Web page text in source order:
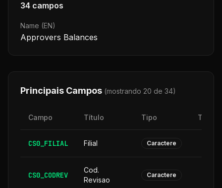
34 campos
Name (EN)
Approvers Balances
Principais Campos (mostrando 20 de 34)
Campo Título Tipo
CS0_FILIAL Filial Caractere
CS0_CODREV
Cod.
Revisao
Caractere